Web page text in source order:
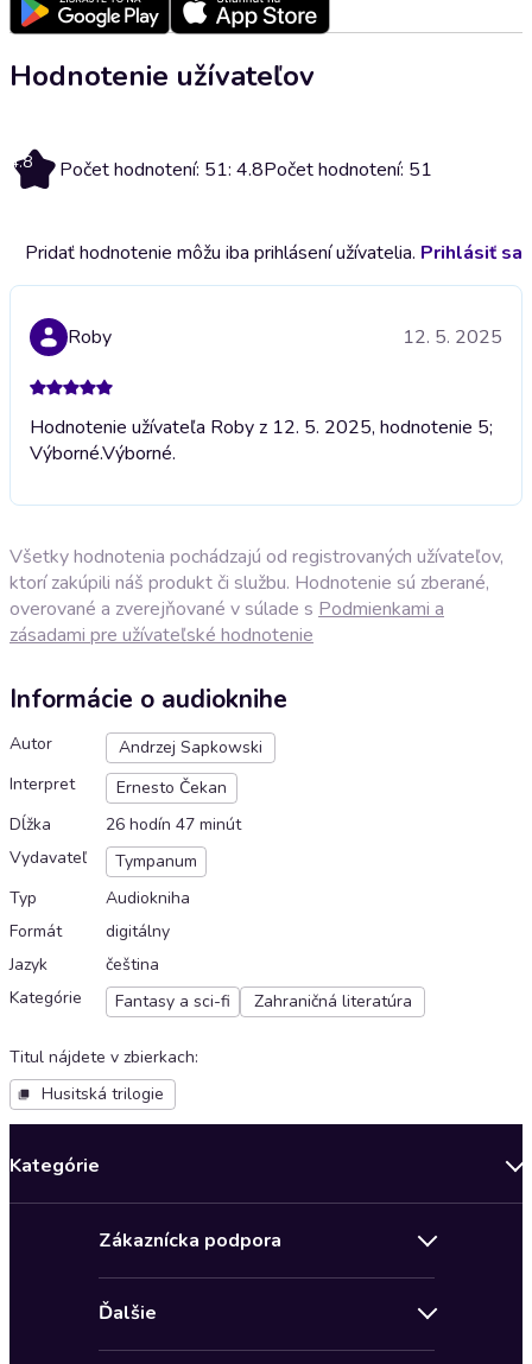
Hodnotenie užívateľov
4.8 Počet hodnotení: 51: 4.8Počet hodnotení: 51
Pridať hodnotenie môžu iba prihlásení užívatelia. Prihlásiť sa
Roby 12. 5. 2025
Hodnotenie užívateľa Roby z 12. 5. 2025, hodnotenie 5;
Výborné.Výborné.
Všetky hodnotenia pochádzajú od registrovaných užívateľov,
ktorí zakúpili náš produkt či službu. Hodnotenie sú zberané,
overované a zverejňované v súlade s Podmienkami a
zásadami pre užívateľské hodnotenie
Informácie o audioknihe
Autor
Andrzej Sapkowski
Interpret
Ernesto Čekan
Dĺžka
26 hodín 47 minút
Vydavateľ
Tympanum
Typ
Audiokniha
Formát
digitálny
Jazyk
čeština
Kategórie
Fantasy a sci-fi Zahraničná literatúra
Titul nájdete v zbierkach:
Husitská trilogie
Kategórie
Zákaznícka podpora
Ďalšie